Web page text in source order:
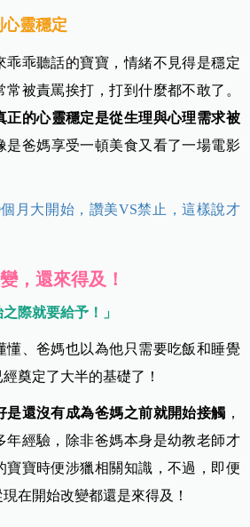
靈穩定
乖乖聽話的寶寶，情緒不見得是穩定
被責罵挨打，打到什麼都不敢了。
正的心靈穩定是從生理與心理需求被
是爸媽享受一頓美食又看了一場電影
月大開始，讚美VS禁止，這樣說才
，還來得及！
際就要給予！」
懂、爸媽也以為他只需要吃飯和睡覺
奠定了大半的基礎了！
是還沒有成為爸媽之前就開始接觸 ，
年經驗，除非爸媽本身是幼教老師才
寶寶時便涉獵相關知識，不過，即便
在開始改變都還是來得及！